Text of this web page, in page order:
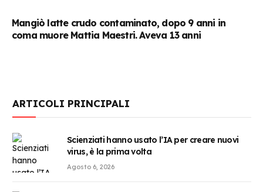
Mangiò latte crudo contaminato, dopo 9 anni in
coma muore Mattia Maestri. Aveva 13 anni
ARTICOLI PRINCIPALI
Scienziati hanno usato l’IA per creare nuovi
virus, è la prima volta
Agosto 6, 2026